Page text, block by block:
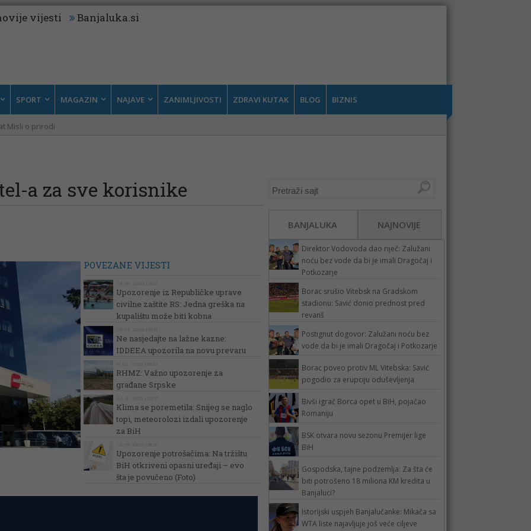
vijesti Banjaluka.si
Misli o prirodi
SPORT MAGAZIN NAJAVE ZANIMLJIVOSTI ZDRAVI KUTAK BLOG BIZNIS
a za sve korisnike
POVEZANE VIJESTI
Upozorenje iz Republičke uprave
civilne zaštite RS: Jedna greška na
kupalištu može biti kobna
Ne nasjedajte na lažne kazne:
IDDEEA upozorila na novu prevaru
RHMZ: Važno upozorenje za
građane Srpske
Klima se poremetila: Snijeg se naglo
topi, meteorolozi izdali upozorenje
za BiH
Upozorenje potrošačima: Na tržištu
BiH otkriveni opasni uređaji – evo
šta je povučeno (Foto)
BANJALUKA NAJNOVIJE
Direktor Vodovoda dao riječ: Zalužani
noću bez vode da bi je imali Dragočaj i
Potkozarje
Borac srušio Vitebsk na Gradskom
stadionu: Savić donio prednost pred
revanš
Postignut dogovor: Zalužani noću bez
vode da bi je imali Dragočaj i Potkozarje
Borac poveo protiv ML Vitebska: Savić
pogodio za erupciju oduševljenja
Bivši igrač Borca opet u BiH, pojačao
Romaniju
BSK otvara novu sezonu Premijer lige
BiH
Gospodska, tajne podzemlja: Za šta će
biti potrošeno 18 miliona KM kredita u
Banjaluci?
Istorijski uspjeh Banjalučanke: Mikača sa
WTA liste najavljuje još veće ciljeve